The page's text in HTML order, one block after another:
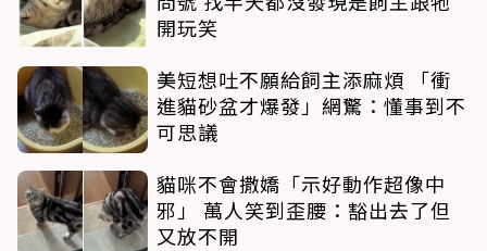
開玩笑
美短想吐不願給飼主添麻煩 「衝
進貓砂盆才爆發」網驚：懂事到不
可思議
貓咪不會撒嬌「示好動作超像中
邪」 萬人笑到歪腰：豁出去了但
又放不開